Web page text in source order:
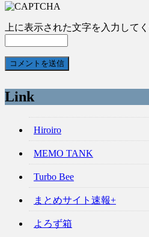
上に表示された文字を入力してく
Link
Hiroiro
MEMO TANK
Turbo Bee
まとめサイト速報+
よろず箱